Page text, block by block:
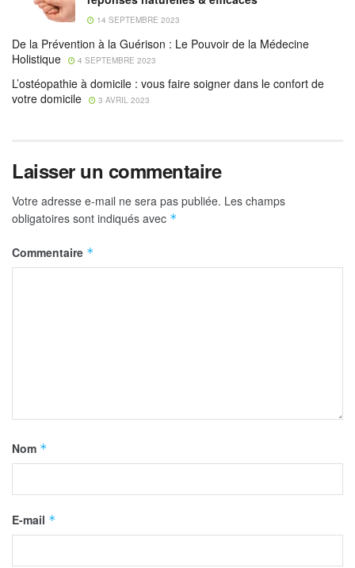
14 SEPTEMBRE 2023
De la Prévention à la Guérison : Le Pouvoir de la Médecine
Holistique
4 SEPTEMBRE 2023
L’ostéopathie à domicile : vous faire soigner dans le confort de
votre domicile
3 AVRIL 2023
Laisser un commentaire
Votre adresse e-mail ne sera pas publiée. Les champs
obligatoires sont indiqués avec *
Commentaire *
Nom *
E-mail *